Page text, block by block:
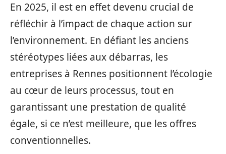
En 2025, il est en effet devenu crucial de
réfléchir à l’impact de chaque action sur
l’environnement. En défiant les anciens
stéréotypes liées aux débarras, les
entreprises à Rennes positionnent l’écologie
au cœur de leurs processus, tout en
garantissant une prestation de qualité
égale, si ce n’est meilleure, que les offres
conventionnelles.